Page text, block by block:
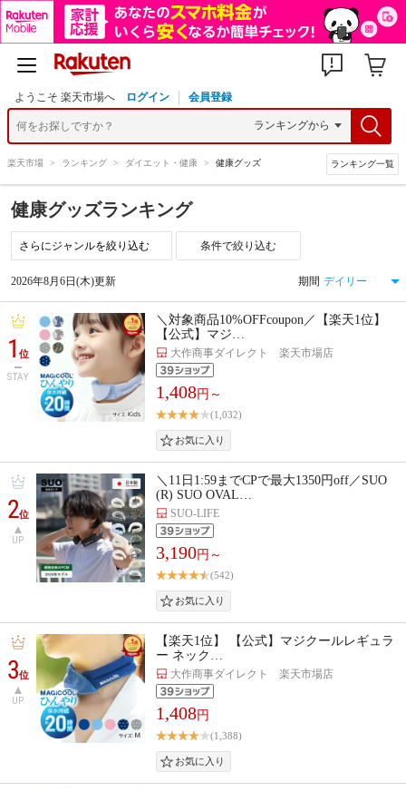
ようこそ 楽天市場へ ログイン 会員登録
楽天市場 > ランキング > ダイエット・健康 > 健康グッズ ランキング一覧
健康グッズランキング
条件で絞り込む
2026年8月6日(木)更新 期間
1位
STAY
＼対象商品10%OFFcoupon／【楽天1位】
【公式】マジ…
大作商事ダイレクト 楽天市場店
1,408円～
(1,032)
2位
UP
＼11日1:59までCPで最大1350円off／SUO
(R) SUO OVAL…
SUO-LIFE
3,190円～
(542)
3位
UP
【楽天1位】 【公式】マジクールレギュラ
ー ネック…
大作商事ダイレクト 楽天市場店
1,408円
(1,388)